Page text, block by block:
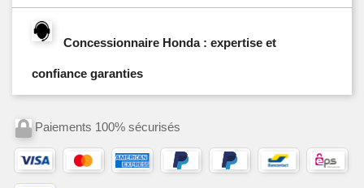
Concessionnaire Honda : expertise et
confiance garanties
Paiements 100% sécurisés